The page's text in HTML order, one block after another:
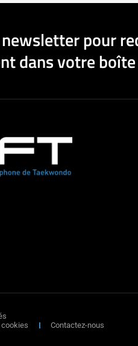
pour
dans votre
Contactez-nous